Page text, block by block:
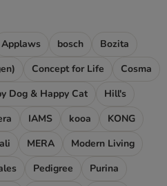
Applaws bosch
Bozita
Concept for Life
Cosma
Dog & Happy Cat
Hill's
IAMS kooa
KONG
MERA
Modern Living
Pedigree
Purina